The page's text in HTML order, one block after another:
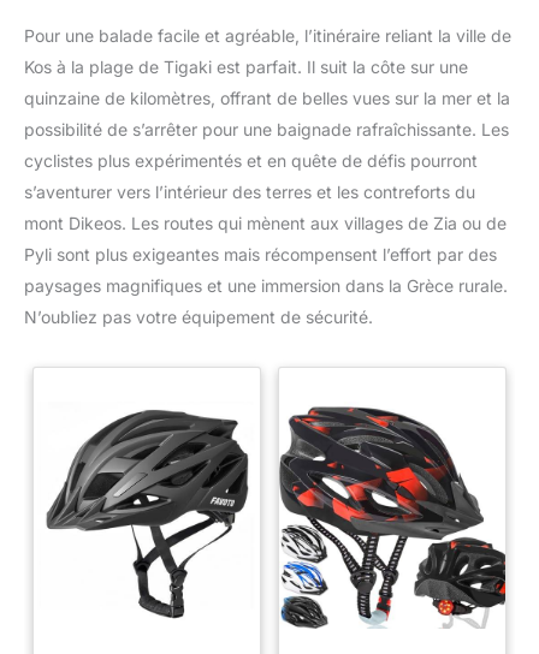
Pour une balade facile et agréable, l’itinéraire reliant la ville de
Kos à la plage de Tigaki est parfait. Il suit la côte sur une
quinzaine de kilomètres, offrant de belles vues sur la mer et la
possibilité de s’arrêter pour une baignade rafraîchissante. Les
cyclistes plus expérimentés et en quête de défis pourront
s’aventurer vers l’intérieur des terres et les contreforts du
mont Dikeos. Les routes qui mènent aux villages de Zia ou de
Pyli sont plus exigeantes mais récompensent l’effort par des
paysages magnifiques et une immersion dans la Grèce rurale.
N’oubliez pas votre équipement de sécurité.